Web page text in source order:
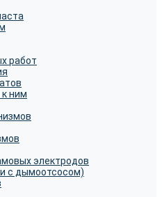
работ
ним
электродов
с дымоотсосом)